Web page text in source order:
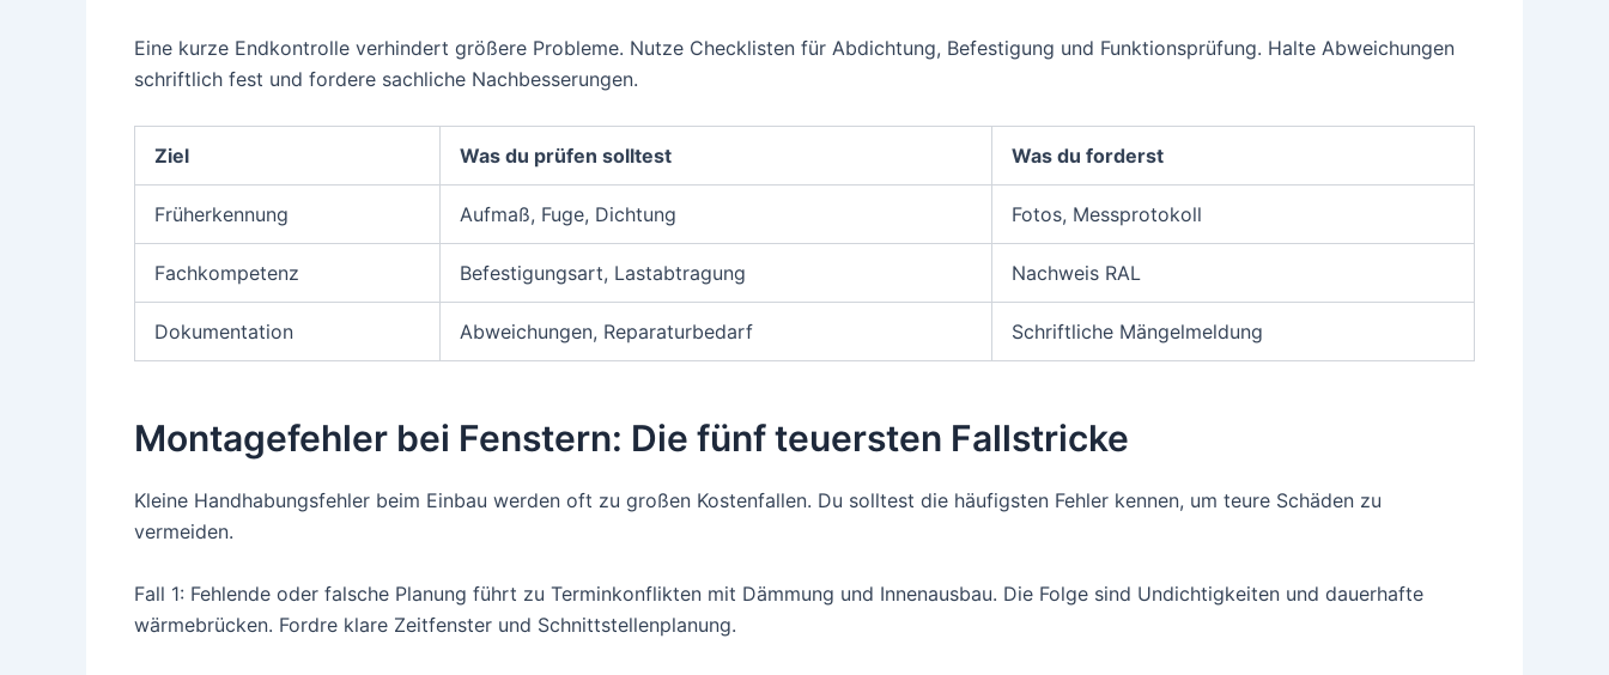
Eine kurze Endkontrolle verhindert größere Probleme. Nutze Checklisten für Abdichtung, Befestigung und Funktionsprüfung. Halte Abweichungen
schriftlich fest und fordere sachliche Nachbesserungen.
Ziel Was du prüfen solltest Was du forderst
Früherkennung Aufmaß, Fuge, Dichtung Fotos, Messprotokoll
Fachkompetenz Befestigungsart, Lastabtragung Nachweis RAL
Dokumentation Abweichungen, Reparaturbedarf Schriftliche Mängelmeldung
Montagefehler bei Fenstern: Die fünf teuersten Fallstricke
Kleine Handhabungsfehler beim Einbau werden oft zu großen Kostenfallen. Du solltest die häufigsten Fehler kennen, um teure Schäden zu
vermeiden.
Fall 1: Fehlende oder falsche Planung führt zu Terminkonflikten mit Dämmung und Innenausbau. Die Folge sind Undichtigkeiten und dauerhafte
wärmebrücken. Fordre klare Zeitfenster und Schnittstellenplanung.